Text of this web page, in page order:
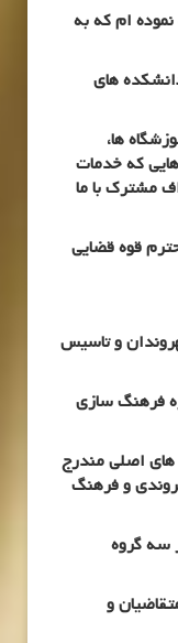
نموده ام که به
های
ها،
که خدمات
مشترک با ما
قوه قضایی
و تاسیس
فرهنگ سازی
اصلی مندرج
و فرهنگ
سه گروه
و